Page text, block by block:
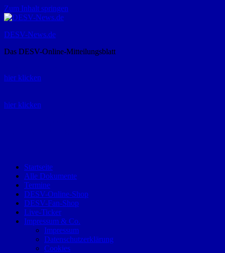
Zum Inhalt springen
DESV-News.de
Das DESV-Online-Mitteilungsblatt
hier klicken
hier klicken
Startseite
Alle Dokumente
Termine
DESV-Online-Shop
DESV-Fan-Shop
Live-Ticker
Impressum & Co.
Impressum
Datenschutzerklärung
Cookies